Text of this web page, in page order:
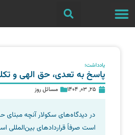
یادداشت؛
پاسخ به تعدی، حق الهی و
25, 03, 1404 مسائل روز
در دیدگاه‌های سکولار آنچه
است صرفاً قراردادهای بین‌المللی